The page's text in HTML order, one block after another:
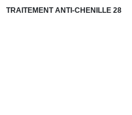
TRAITEMENT ANTI-CHENILLE 28